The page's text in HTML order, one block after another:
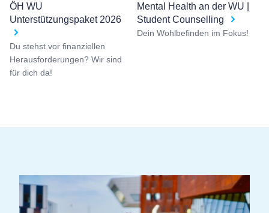
ÖH WU
Unterstützungspaket 2026
Du stehst vor finanziellen
Herausforderungen? Wir sind
für dich da!
Mental Health an der WU |
Student Counselling
Dein Wohlbefinden im Fokus!